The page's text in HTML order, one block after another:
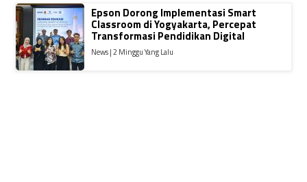
Epson Dorong Implementasi Smart
Classroom di Yogyakarta, Percepat
Transformasi Pendidikan Digital
News | 2 Minggu Yang Lalu